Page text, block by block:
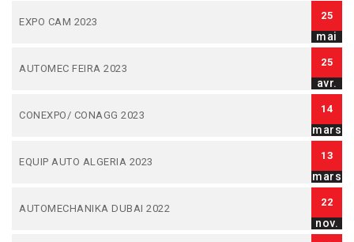
EXPO CAM 2023
25
mai
AUTOMEC FEIRA 2023
25
avr.
CONEXPO/ CONAGG 2023
14
mars
EQUIP AUTO ALGERIA 2023
13
mars
AUTOMECHANIKA DUBAI 2022
22
nov.